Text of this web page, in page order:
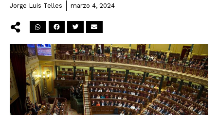
Jorge Luis Telles marzo 4, 2024